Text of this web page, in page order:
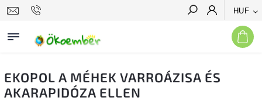
HUF
Keresés
EKOPOL A MÉHEK VARROÁZISA ÉS
AKARAPIDÓZA ELLEN